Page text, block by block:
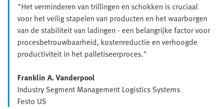
"Het verminderen van trillingen en schokken is cruciaal
voor het veilig stapelen van producten en het waarborgen
van de stabiliteit van ladingen - een belangrijke factor voor
procesbetrouwbaarheid, kostenreductie en verhoogde
productiviteit in het palletiseerproces."
Franklin A. Vanderpool
Industry Segment Management Logistics Systems
Festo US